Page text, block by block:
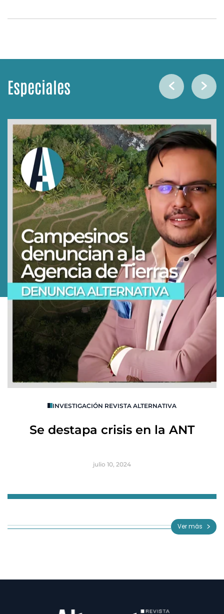
Especiales
INVESTIGACIÓN REVISTA ALTERNATIVA
Se destapa crisis en la ANT
julio 10, 2024
3
Ver más